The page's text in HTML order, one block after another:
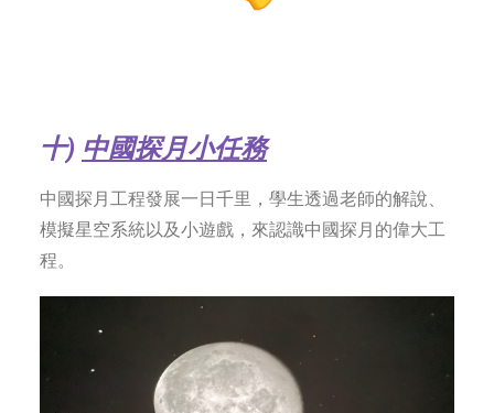
十) 中國探月小任務
中國探月工程發展一日千里，學生透過老師的解說、
模擬星空系統以及小遊戲，來認識中國探月的偉大工
程。